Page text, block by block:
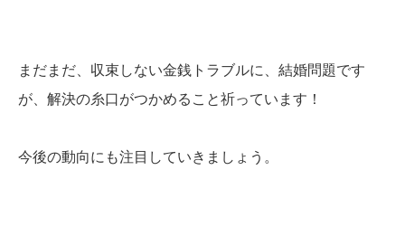
まだまだ、収束しない金銭トラブルに、結婚問題です
が、解決の糸口がつかめること祈っています！
今後の動向にも注目していきましょう。